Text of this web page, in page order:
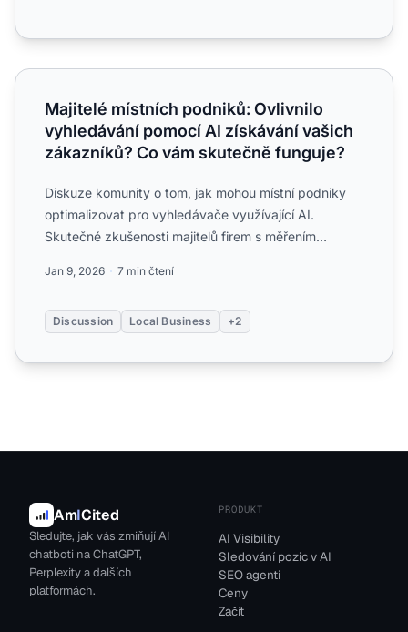
Majitelé místních podniků: Ovlivnilo vyhledávání pomocí
Majitelé místních podniků: Ovlivnilo
vyhledávání pomocí AI získávání vašich
zákazníků? Co vám skutečně funguje?
Diskuze komunity o tom, jak mohou místní podniky
optimalizovat pro vyhledávače využívající AI.
Skutečné zkušenosti majitelů firem s měřením
Jan 9, 2026 7 min čtení
Discussion Local Business +2
AmICited
Sledujte, jak vás zmiňují AI
chatboti na ChatGPT,
Perplexity a dalších
platformách.
PRODUKT
AI Visibility
Sledování pozic v AI
SEO agenti
Ceny
Začít